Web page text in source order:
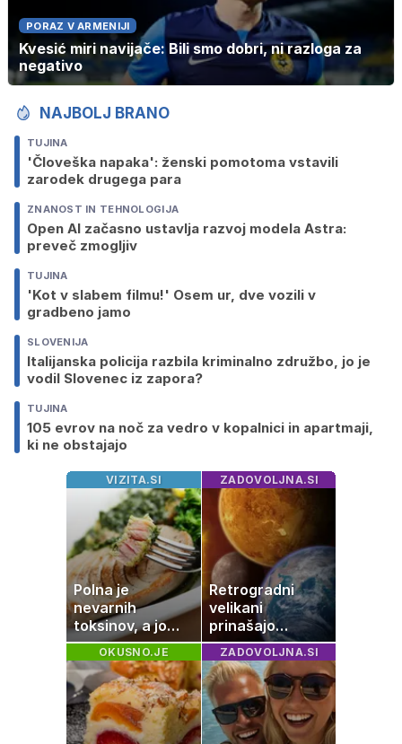
PORAZ V ARMENIJI
Kvesić miri navijače: Bili smo dobri, ni razloga za
negativo
NAJBOLJ BRANO
TUJINA
'Človeška napaka': ženski pomotoma vstavili
zarodek drugega para
ZNANOST IN TEHNOLOGIJA
Open AI začasno ustavlja razvoj modela Astra:
preveč zmogljiv
TUJINA
'Kot v slabem filmu!' Osem ur, dve vozili v
gradbeno jamo
SLOVENIJA
Italijanska policija razbila kriminalno združbo, jo je
vodil Slovenec iz zapora?
TUJINA
105 evrov na noč za vedro v kopalnici in apartmaji,
ki ne obstajajo
VIZITA.SI
Polna je
nevarnih
toksinov, a jo
imamo vsi radi:
to je najbolj
nezdrava riba, ki
jo mnogi redno
uživajo
ZADOVOLJNA.SI
Retrogradni
velikani
prinašajo
pomembne
premike – kaj
pomeni, da so
Saturn, Neptun
in Pluton hkrati
retrogradni?
OKUSNO.JE ZADOVOLJNA.SI